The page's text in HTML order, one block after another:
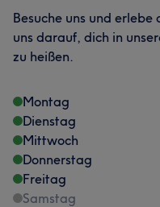
Besuche uns und
uns darauf, dich in
zu heißen.
Montag
Dienstag
Mittwoch
Donnerstag
Freitag
Samstag